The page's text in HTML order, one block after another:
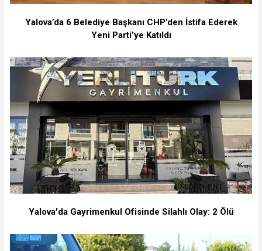
Yalova’da 6 Belediye Başkanı CHP’den İstifa Ederek
Yeni Parti’ye Katıldı
Yalova'da Gayrimenkul Ofisinde Silahlı Olay: 2 Ölü